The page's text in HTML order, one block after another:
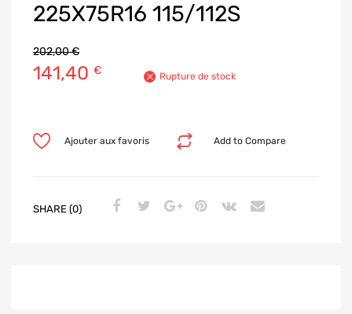
225X75R16 115/112S
202,00€
141,40 € Rupture de stock
Add to Compare
Ajouter aux favoris
SHARE (0)